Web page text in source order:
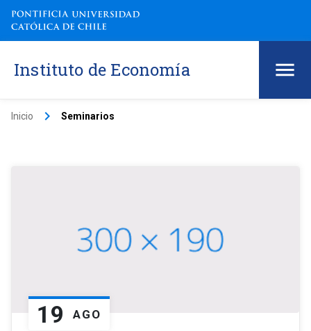
Instituto de Economía
Inicio keyboard_arrow_right Seminarios
19 AGO